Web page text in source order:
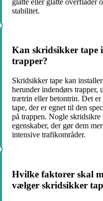
stabilitet.
Kan skridsikker tape
trapper?
Skridsikker tape kan
herunder indendørs trapper,
trætrin eller betontrin. Det
tape, der er egnet til den
på trappen. Nogle skridsikre
egenskaber, der gør dem
intensive trafikområder.
Hvilke faktorer skal
vælger skridsikker